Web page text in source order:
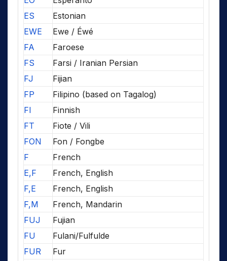
ES
Estonian
EWE
Ewe / Éwé
FA
Faroese
FS
Farsi / Iranian Persian
FJ
Fijian
FP
Filipino (based on Tagalog)
FI
Finnish
FT
Fiote / Vili
FON
Fon / Fongbe
F
French
E,F
French, English
F,E
French, English
F,M
French, Mandarin
FUJ
Fujian
FU
Fulani/Fulfulde
FUR
Fur